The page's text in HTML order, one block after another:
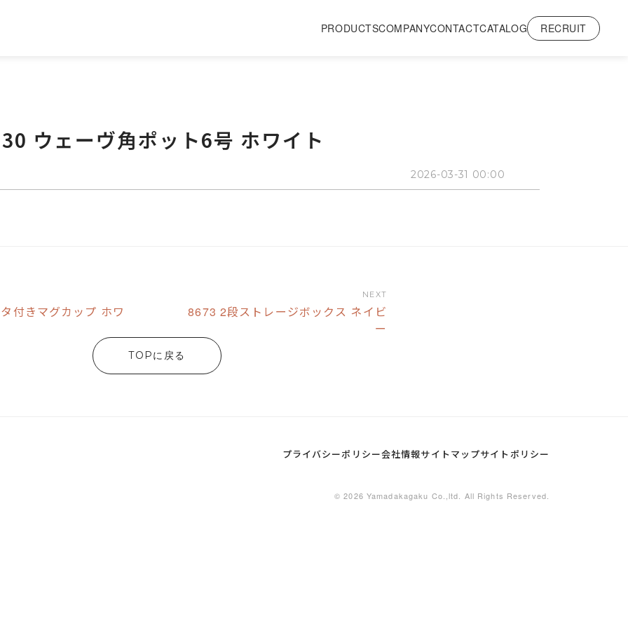
PRODUCTSCOMPANYCONTACTCATALOG RECRUIT
ウェーヴ角ポット6号 ホワイト
2026-03-31 00:00
付きマグカップ ホワ
NEXT
8673 2段ストレージボックス ネイビ
ー
TOPに戻る
プライバシーポリシー会社情報サイトマップサイトポリシー
© 2026 Yamadakagaku Co.,ltd. All Rights Reserved.